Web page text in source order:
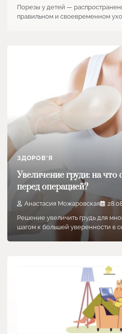
Порезы у детей —
правильном и своевременном
ЗДОРОВ'Я
Увеличение груди: на что
перед операцией?
Анастасия Можаровская
Решение увеличить грудь для
шагом к большей уверенности в